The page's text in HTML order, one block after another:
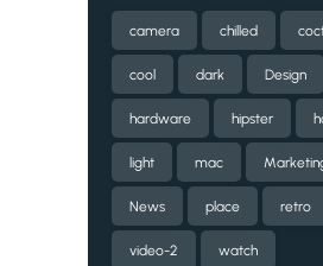
camera chilled
cool dark Design
hardware hipster
light mac
News place retro
video-2 watch